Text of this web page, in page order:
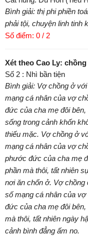
Bình giải: thị phi phiền
phải tội, chuyện linh tinh
Số điểm: 0 / 2
Xét theo Cao Ly:
Số 2 : Nhì bần tiện
Bình giải: Vợ chồng ở
mạng cá nhân của vợ
đức của cha mẹ đôi
sống trong cảnh khốn
thiếu mặc. Vợ chồng ở
mạng cá nhân của vợ
phước đức của cha mẹ
phần mà thôi, tất nhiên
nơi ăn chốn ở. Vợ
số mạng cá nhân của
đức của cha mẹ đôi
mà thôi, tất nhiên ngày
cảnh bình đẳng ấm no.